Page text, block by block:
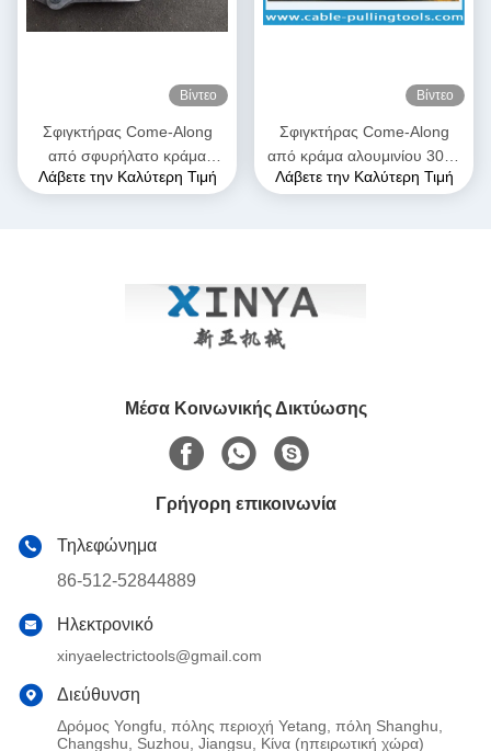
Βίντεο
Σφιγκτήρας Come-Along
από σφυρήλατο κράμα
αλουμινίου υψηλής αντοχής,
Λάβετε την Καλύτερη Τιμή
Βίντεο
Σφιγκτήρας Come-Along
από κράμα αλουμινίου 300–
400 sqmm | Λαβή γραμμής
Λάβετε την Καλύτερη Τιμή
Μέσα Κοινωνικής Δικτύωσης
Γρήγορη επικοινωνία
Τηλεφώνημα
86-512-52844889
Ηλεκτρονικό
xinyaelectrictools@gmail.com
Διεύθυνση
Δρόμος Yongfu, πόλης περιοχή Yetang, πόλη Shanghu,
Changshu, Suzhou, Jiangsu, Κίνα (ηπειρωτική χώρα)